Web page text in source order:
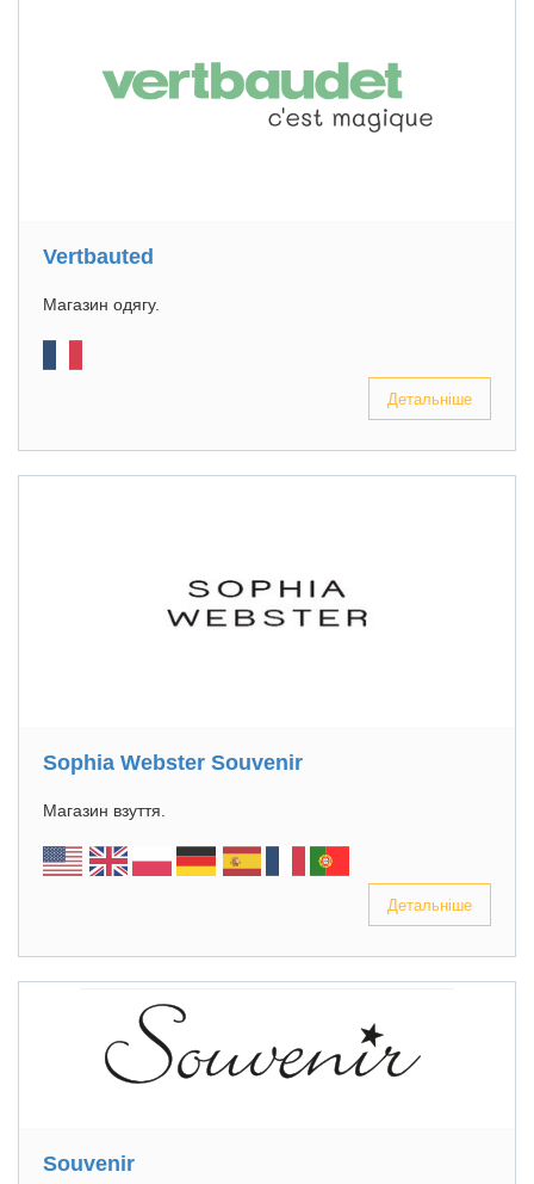
Vertbauted
Магазин одягу.
Детальніше
Sophia Webster Souvenir
Магазин взуття.
Детальніше
Souvenir